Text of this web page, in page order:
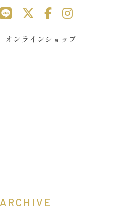
オンラインショップ
ARCHIVE